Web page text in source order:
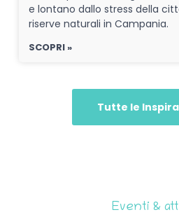
e lontano dallo stress della
riserve naturali in Campania.
SCOPRI »
Tutte le
Eventi &